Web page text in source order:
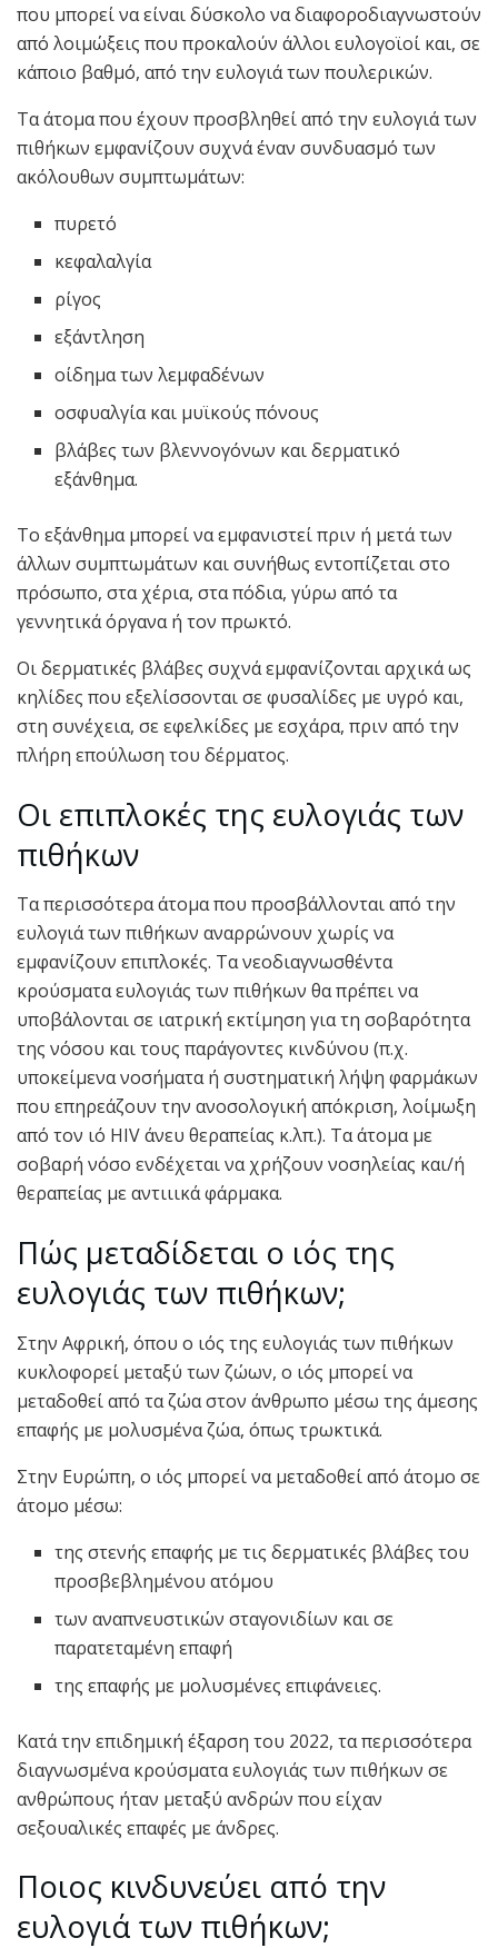
που μπορεί να είναι δύσκολο να διαφοροδιαγνωστούν
από λοιμώξεις που προκαλούν άλλοι ευλογοϊοί και, σε
κάποιο βαθμό, από την ευλογιά των πουλερικών.
Τα άτομα που έχουν προσβληθεί από την ευλογιά των
πιθήκων εμφανίζουν συχνά έναν συνδυασμό των
ακόλουθων συμπτωμάτων:
πυρετό
κεφαλαλγία
ρίγος
εξάντληση
οίδημα των λεμφαδένων
οσφυαλγία και μυϊκούς πόνους
βλάβες των βλεννογόνων και δερματικό
εξάνθημα.
Το εξάνθημα μπορεί να εμφανιστεί πριν ή μετά των
άλλων συμπτωμάτων και συνήθως εντοπίζεται στο
πρόσωπο, στα χέρια, στα πόδια, γύρω από τα
γεννητικά όργανα ή τον πρωκτό.
Οι δερματικές βλάβες συχνά εμφανίζονται αρχικά ως
κηλίδες που εξελίσσονται σε φυσαλίδες με υγρό και,
στη συνέχεια, σε εφελκίδες με εσχάρα, πριν από την
πλήρη επούλωση του δέρματος.
Oι επιπλοκές της ευλογιάς των
πιθήκων
Τα περισσότερα άτομα που προσβάλλονται από την
ευλογιά των πιθήκων αναρρώνουν χωρίς να
εμφανίζουν επιπλοκές. Τα νεοδιαγνωσθέντα
κρούσματα ευλογιάς των πιθήκων θα πρέπει να
υποβάλονται σε ιατρική εκτίμηση για τη σοβαρότητα
της νόσου και τους παράγοντες κινδύνου (π.χ.
υποκείμενα νοσήματα ή συστηματική λήψη φαρμάκων
που επηρεάζουν την ανοσολογική απόκριση, λοίμωξη
από τον ιό HIV άνευ θεραπείας κ.λπ.). Τα άτομα με
σοβαρή νόσο ενδέχεται να χρήζουν νοσηλείας και/ή
θεραπείας με αντιιικά φάρμακα.
Πώς μεταδίδεται ο ιός της
ευλογιάς των πιθήκων;
Στην Αφρική, όπου ο ιός της ευλογιάς των πιθήκων
κυκλοφορεί μεταξύ των ζώων, ο ιός μπορεί να
μεταδοθεί από τα ζώα στον άνθρωπο μέσω της άμεσης
επαφής με μολυσμένα ζώα, όπως τρωκτικά.
Στην Ευρώπη, ο ιός μπορεί να μεταδοθεί από άτομο σε
άτομο μέσω:
της στενής επαφής με τις δερματικές βλάβες του
προσβεβλημένου ατόμου
των αναπνευστικών σταγονιδίων και σε
παρατεταμένη επαφή
της επαφής με μολυσμένες επιφάνειες.
Κατά την επιδημική έξαρση του 2022, τα περισσότερα
διαγνωσμένα κρούσματα ευλογιάς των πιθήκων σε
ανθρώπους ήταν μεταξύ ανδρών που είχαν
σεξουαλικές επαφές με άνδρες.
Ποιος κινδυνεύει από την
ευλογιά των πιθήκων;